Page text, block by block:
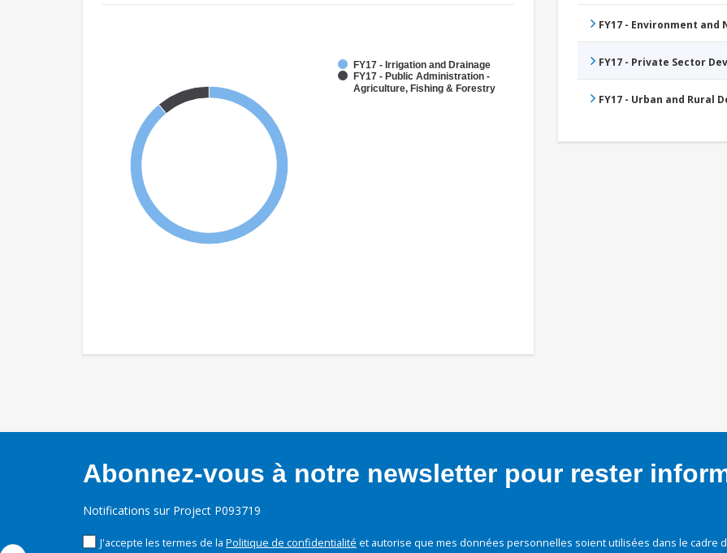
FY17 - Irrigation and Drainage
FY17 - Public Administration -
Agriculture, Fishing & Forestry
FY17 - Environment
FY17 - Private Sector
FY17 - Urban and Rural
Abonnez-vous à notre newsletter pour rester
Notifications sur Project P093719
J'accepte les termes de la Politique de confidentialité et autorise que mes données personnelles soient utilisées dans le cadre